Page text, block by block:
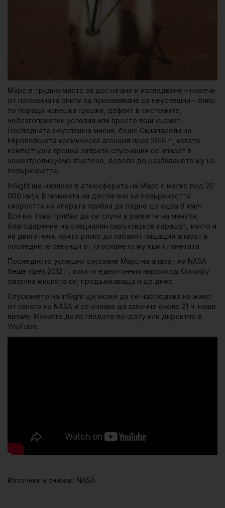
Марс е трудно място за достигане и изследване – повече
от половината опити за приземяване са неуспешни – било
то поради човешка грешка, дефект в системите,
неблагоприятни условия или просто лош късмет.
Последната неуспешна мисия, беше Скиапарели на
Европейската космическа агенция през 2016 г., когато
компютърна грешка запрати спускащия се апарат в
неконтролируемо въртене, довело до разбиването му на
повърхността.
InSight ще навлезе в атмосферата на Марс с малко под 20
000 км\ч. В момента на достигане на повърхността
скоростта на апарата трябва да падне до едва 8 км/ч.
Всичко това трябва да се случи в рамките на минути,
благодарение на специален свръхзвуков парашут, както и
на двигатели, които рязко да забавят падащия апарат в
последните секунди от спускането му към планетата.
Последното успешно спускане Марс на апарат на NASA
беше през 2012 г., когато еднотонния марсоход Curiosity
започна мисията си, продължаваща и до днес.
Спускането на InSight ще може да се наблюдава на живо
от канала на NASA и се очаква да започне около 21 ч. наше
време. Можете да го гледате по-долу или директно в
YouTube.
Източник и снимки: NASA